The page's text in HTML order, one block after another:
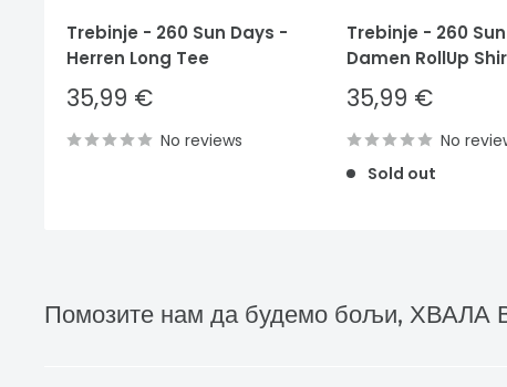
Trebinje - 260 Sun Days -
Herren Long Tee
Sale
price
35,99 €
No reviews
Trebinje - 260
Damen RollUp
Sale
price
35,99 €
No
Sold out
Помозите нам да будемо бољи, ХВАЛА